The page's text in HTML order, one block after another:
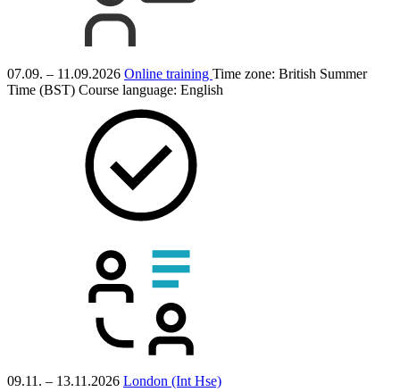
07.09. – 11.09.2026 Online training Time zone: British Summer
Time (BST) Course language: English
09.11. – 13.11.2026 London (Int Hse)